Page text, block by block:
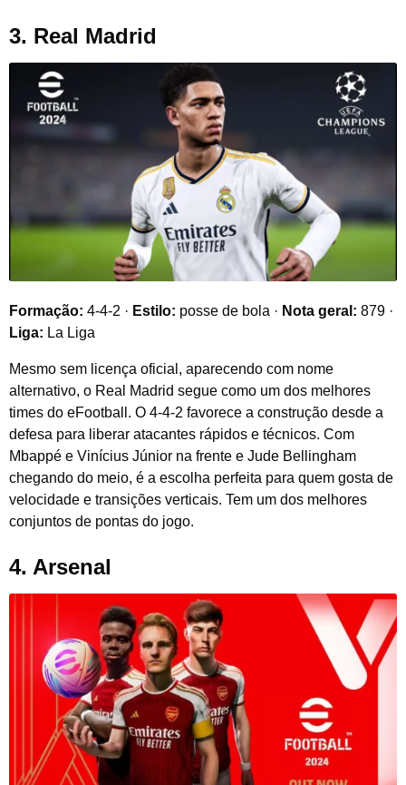
3. Real Madrid
Formação: 4-4-2 · Estilo: posse de bola · Nota geral: 879 ·
Liga: La Liga
Mesmo sem licença oficial, aparecendo com nome
alternativo, o Real Madrid segue como um dos melhores
times do eFootball. O 4-4-2 favorece a construção desde a
defesa para liberar atacantes rápidos e técnicos. Com
Mbappé e Vinícius Júnior na frente e Jude Bellingham
chegando do meio, é a escolha perfeita para quem gosta de
velocidade e transições verticais. Tem um dos melhores
conjuntos de pontas do jogo.
4. Arsenal